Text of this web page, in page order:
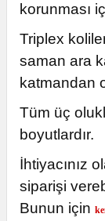
korunması
Triplex
saman ara
katmandan
Tüm üç
boyutlardır.
İhtiyacınız
siparişi
Bunun için